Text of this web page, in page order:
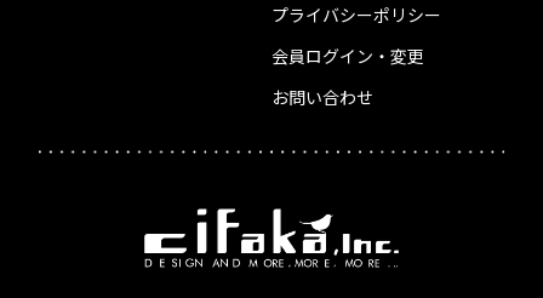
プライバシーポリシー
会員ログイン・変更
お問い合わせ